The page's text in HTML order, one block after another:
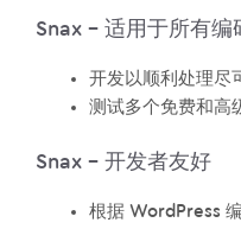
Snax – 适用于所有编
开发以顺利处理尽
测试多个免费和高
Snax – 开发者友好
根据 WordPress